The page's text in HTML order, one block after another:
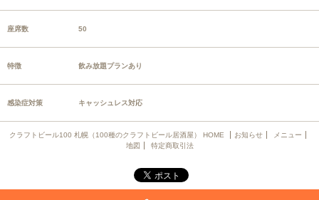
座席数 50
特徴 飲み放題プランあり
感染症対策 キャッシュレス対応
クラフトビール100 札幌（100種のクラフトビール居酒屋） HOME お知らせ
メニュー
地図
特定商取引法